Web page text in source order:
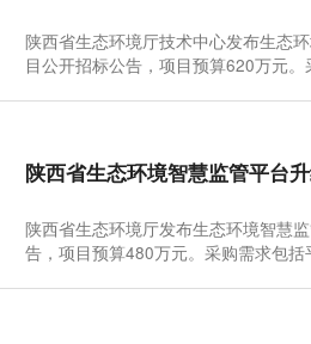
陕西省生态环境厅技术中心发布生态
目公开招标公告，项目预算620万元
陕西省生态环境智慧监管平台
陕西省生态环境厅发布生态环境智慧
告，项目预算480万元。采购需求包